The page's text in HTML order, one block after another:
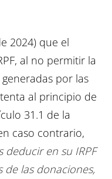
2024) que el
al no permitir la
por las
al principio de
31.1 de la
caso contrario,
deducir en su IRPF
de las donaciones,